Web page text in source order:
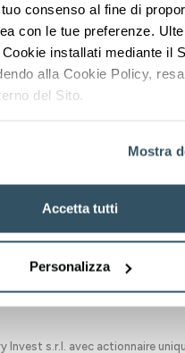
consenso al fine di
con le tue preferenze.
installati mediante il
alla Cookie Policy,
del Sito.
Mostra
Accetta tutti
Personalizza
Joivy Invest
Accueil
Le groupe
Comment cela fonctionne-t-il ?
A propos de nous
Invest s.r.l. avec actionnaire